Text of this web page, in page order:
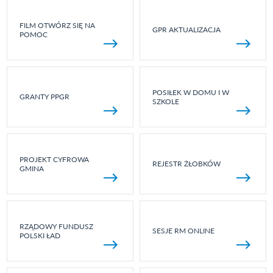
FILM OTWÓRZ SIĘ NA
POMOC
GPR AKTUALIZACJA
GRANTY PPGR
POSIŁEK W DOMU I W
SZKOLE
PROJEKT CYFROWA
GMINA
REJESTR ŻŁOBKÓW
RZĄDOWY FUNDUSZ
POLSKI ŁAD
SESJE RM ONLINE